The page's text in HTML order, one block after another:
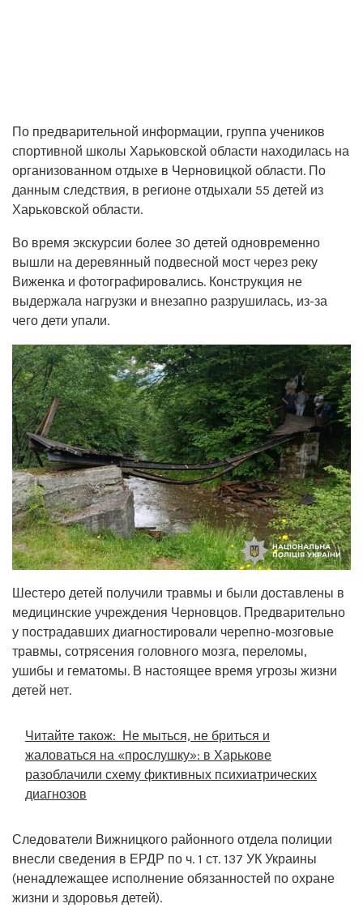
По предварительной информации, группа учеников
спортивной школы Харьковской области находилась на
организованном отдыхе в Черновицкой области. По
данным следствия, в регионе отдыхали 55 детей из
Харьковской области.
Во время экскурсии более 30 детей одновременно
вышли на деревянный подвесной мост через реку
Виженка и фотографировались. Конструкция не
выдержала нагрузки и внезапно разрушилась, из-за
чего дети упали.
Шестеро детей получили травмы и были доставлены в
медицинские учреждения Черновцов. Предварительно
у пострадавших диагностировали черепно-мозговые
травмы, сотрясения головного мозга, переломы,
ушибы и гематомы. В настоящее время угрозы жизни
детей нет.
Читайте також: Не мыться, не бриться и
жаловаться на «прослушку»: в Харькове
разоблачили схему фиктивных психиатрических
диагнозов
Следователи Вижницкого районного отдела полиции
внесли сведения в ЕРДР по ч. 1 ст. 137 УК Украины
(ненадлежащее исполнение обязанностей по охране
жизни и здоровья детей).